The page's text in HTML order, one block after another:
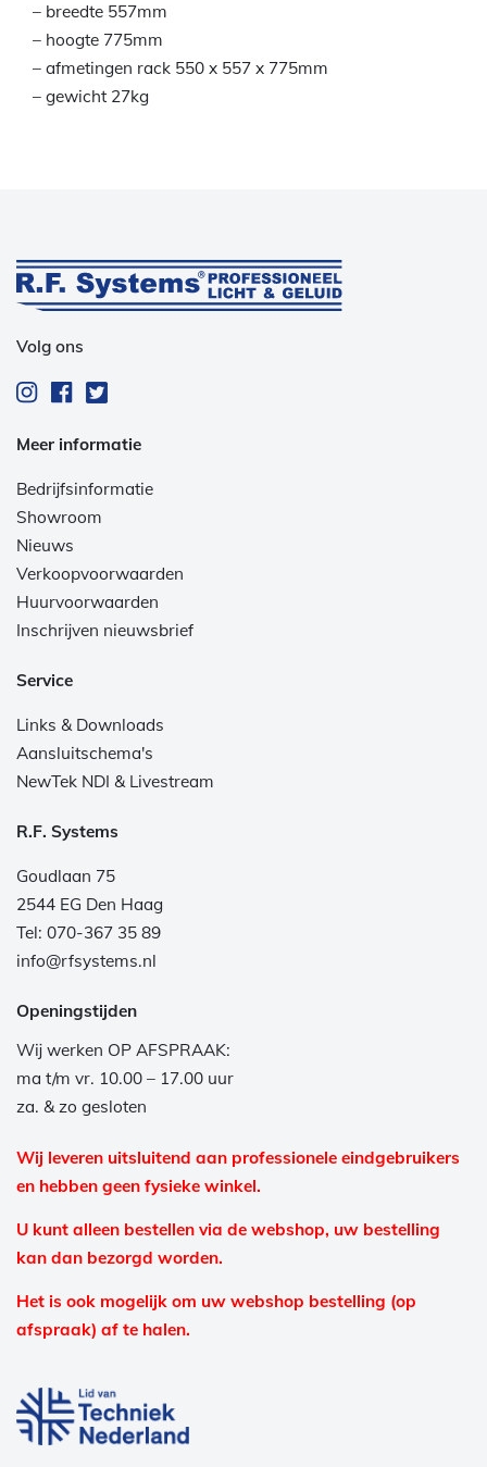
– breedte 557mm
– hoogte 775mm
– afmetingen rack 550 x 557 x 775mm
– gewicht 27kg
Volg ons
Meer informatie
Bedrijfsinformatie
Showroom
Nieuws
Verkoopvoorwaarden
Huurvoorwaarden
Inschrijven nieuwsbrief
Service
Links & Downloads
Aansluitschema's
NewTek NDI & Livestream
R.F. Systems
Goudlaan 75
2544 EG Den Haag
Tel: 070-367 35 89
info@rfsystems.nl
Openingstijden
Wij werken OP AFSPRAAK:
ma t/m vr. 10.00 – 17.00 uur
za. & zo gesloten
Wij leveren uitsluitend aan professionele eindgebruikers
en hebben geen fysieke winkel.
U kunt alleen bestellen via de webshop, uw bestelling
kan dan bezorgd worden.
Het is ook mogelijk om uw webshop bestelling (op
afspraak) af te halen.